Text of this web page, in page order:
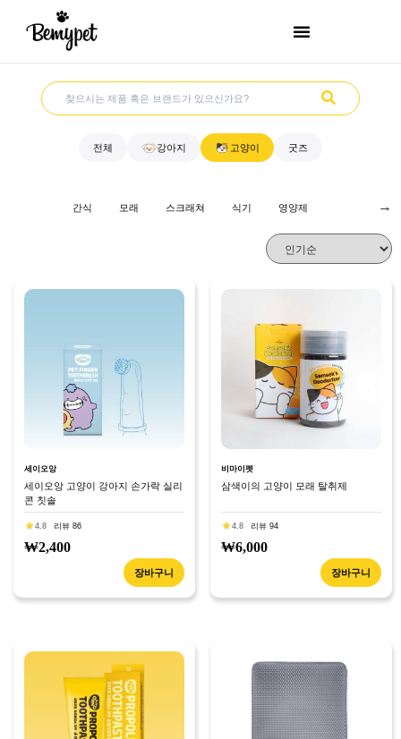
전체 강아지 고양이 굿즈
간식 모래 스크래쳐 식기 영양제 →
세이오앙
세이오앙 고양이 강아지 손가락 실리
콘 칫솔
4.8 리뷰 86
₩2,400
장바구니
비마이펫
삼색이의 고양이 모래 탈취제
4.8 리뷰 94
₩6,000
장바구니